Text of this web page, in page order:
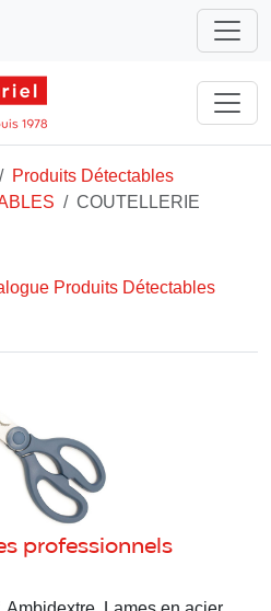
Produits Détectables
COUTELLERIE
Produits Détectables
professionnels